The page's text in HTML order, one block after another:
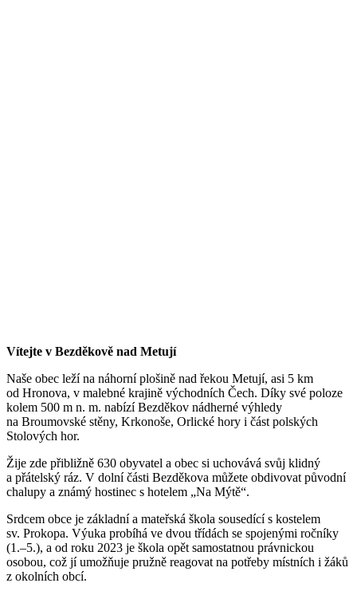
Vítejte v Bezděkově nad Metují
Naše obec leží na náhorní plošině nad řekou Metují, asi 5 km
od Hronova, v malebné krajině východních Čech. Díky své poloze
kolem 500 m n. m. nabízí Bezděkov nádherné výhledy
na Broumovské stěny, Krkonoše, Orlické hory i část polských
Stolových hor.
Žije zde přibližně 630 obyvatel a obec si uchovává svůj klidný
a přátelský ráz. V dolní části Bezděkova můžete obdivovat původní
chalupy a známý hostinec s hotelem „Na Mýtě“.
Srdcem obce je základní a mateřská škola sousedící s kostelem
sv. Prokopa. Výuka probíhá ve dvou třídách se spojenými ročníky
(1.–5.), a od roku 2023 je škola opět samostatnou právnickou
osobou, což jí umožňuje pružně reagovat na potřeby místních i žáků
z okolních obcí.